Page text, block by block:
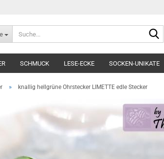
SCHMUCK LESE-ECKE SOCKEN-UNIKATE
» knallig hellgrüne Ohrstecker LIMETTE edle Stecker